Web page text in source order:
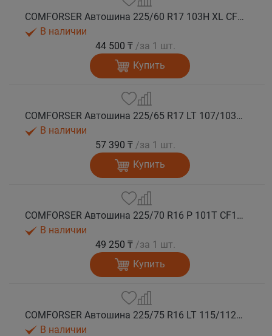
COMFORSER Автошина 225/60 R17 103H XL CF1100 RWL лето
В наличии
44 500 ₸ /за 1 шт.
Купить
COMFORSER Автошина 225/65 R17 LT 107/103S CF1100 8PR RWL лето
В наличии
57 390 ₸ /за 1 шт.
Купить
COMFORSER Автошина 225/70 R16 P 101T CF1100 RWL лето
В наличии
49 250 ₸ /за 1 шт.
Купить
COMFORSER Автошина 225/75 R16 LT 115/112R CF1100 10PR RWL лето
В наличии